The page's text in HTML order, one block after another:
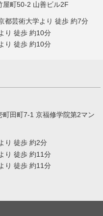
屋町50-2 山善ビル2F
都芸術大学より 徒歩 約7分
り 徒歩 約10分
り 徒歩 約10分
田町7-1 京福修学院第2マン
り 徒歩 約2分
り 徒歩 約11分
り 徒歩 約11分